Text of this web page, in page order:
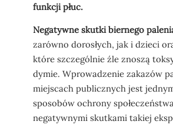
funkcji płuc.
Negatywne skutki biernego
zarówno dorosłych, jak i dzieci
które szczególnie źle znoszą
dymie. Wprowadzenie zakazów
miejscach publicznych jest
sposobów ochrony
negatywnymi skutkami takiej